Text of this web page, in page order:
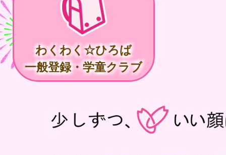
わくわく☆ひろば
一般登録・学童クラブ